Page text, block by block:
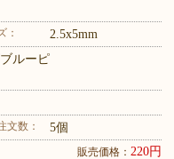
： 2.5x5mm
ルーピ
文数： 5個
販売価格： 220円